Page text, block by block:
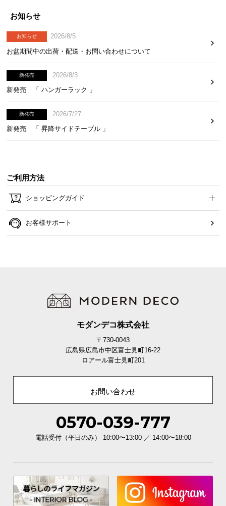
お知らせ
お知らせ
2026/8/5
お盆期間中の出荷・配送・お問い合わせについて
新発売
2026/8/3
新発売 「 ハンガーラック 」
新発売
2026/7/27
新発売 「 昇降サイドテーブル 」
ご利用方法
ショッピングガイド
お客様サポート
モダンデコ株式会社
〒730-0043
広島県広島市中区富士見町16-22
ロアール富士見町201
お問い合わせ
0570-039-777
電話受付（平日のみ） 10:00〜13:00 ／ 14:00〜18:00